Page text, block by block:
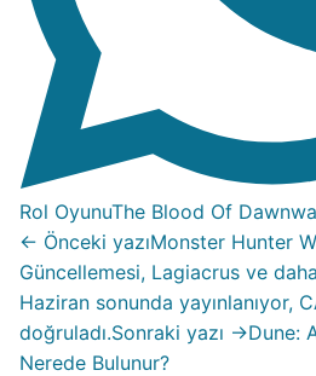
Rol OyunuThe Blood Of
← Önceki yazıMonster Hunter
Güncellemesi, Lagiacrus ve
Haziran sonunda yayınlanıyor,
doğruladı.Sonraki yazı →Dune:
Nerede Bulunur?